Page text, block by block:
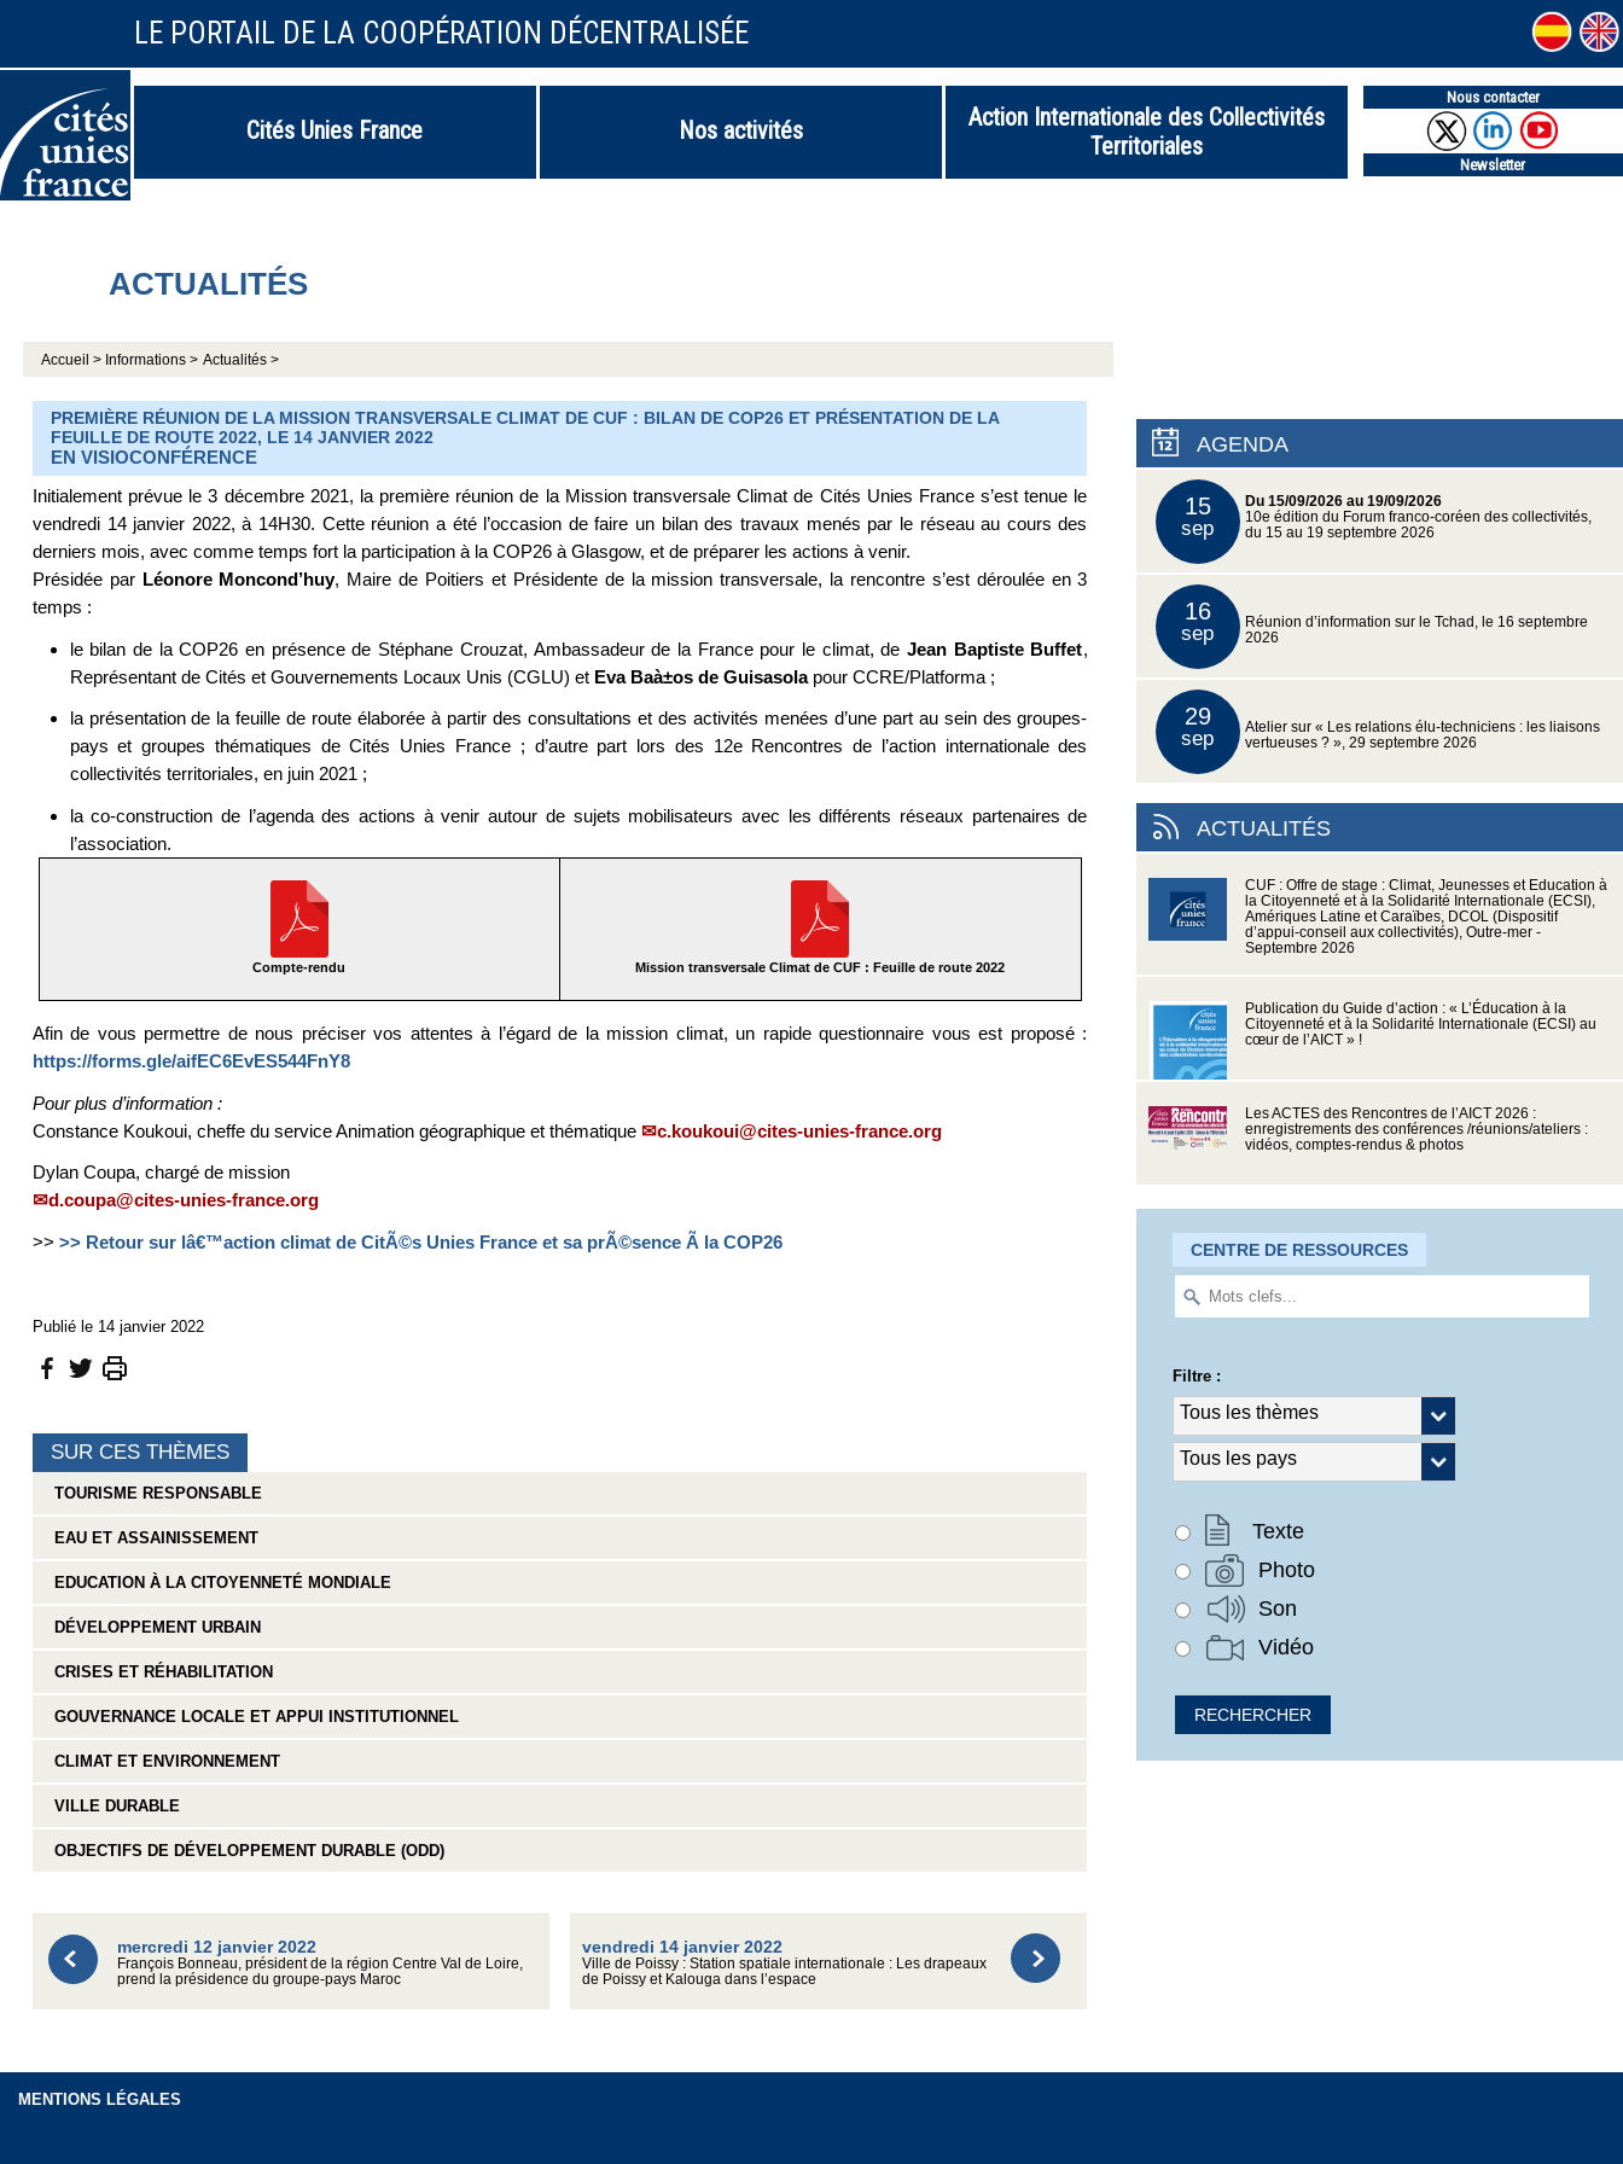
LE PORTAIL DE LA COOPÉRATION DÉCENTRALISÉE
Cités Unies France Nos activités
Action Internationale des Collectivités
Territoriales
Nous contacter
Newsletter
ACTUALITÉS
Accueil > Informations > Actualités >
PREMIÈRE RÉUNION DE LA MISSION TRANSVERSALE CLIMAT DE CUF : BILAN DE COP26 ET PRÉSENTATION DE LA
FEUILLE DE ROUTE 2022, LE 14 JANVIER 2022
EN VISIOCONFÉRENCE
Initialement prévue le 3 décembre 2021, la première réunion de la Mission transversale Climat de Cités Unies France s’est tenue le
vendredi 14 janvier 2022, à 14H30. Cette réunion a été l’occasion de faire un bilan des travaux menés par le réseau au cours des
derniers mois, avec comme temps fort la participation à la COP26 à Glasgow, et de préparer les actions à venir.
Présidée par Léonore Moncond’huy, Maire de Poitiers et Présidente de la mission transversale, la rencontre s’est déroulée en 3
temps :
le bilan de la COP26 en présence de Stéphane Crouzat, Ambassadeur de la France pour le climat, deJean Baptiste Buffet,
Représentant de Cités et Gouvernements Locaux Unis (CGLU) et Eva Baà±os de Guisasolapour CCRE/Platforma ;
la présentation de la feuille de route élaborée à partir des consultations et des activités menées d’une part au sein des groupes-
pays et groupes thématiques de Cités Unies France ; d’autre part lors des 12e Rencontres de l’action internationale des
collectivités territoriales, en juin 2021 ;
la co-construction de l’agenda des actions à venir autour de sujets mobilisateurs avec les différents réseaux partenaires de
l’association.
Compte-rendu Mission transversale Climat de CUF : Feuille de route 2022
Afin de vous permettre de nous préciser vos attentes à l’égard de la mission climat, un rapide questionnaire vous est proposé :
https://forms.gle/aifEC6EvES544FnY8
Pour plus d’information :
Constance Koukoui, cheffe du service Animation géographique et thématique
c.koukoui@cites-unies-france.org
Dylan Coupa, chargé de mission
d.coupa@cites-unies-france.org
>> >> Retour sur lâ€™action climat de CitÃ©s Unies France et sa prÃ©sence Ã la COP26
Publié le 14 janvier 2022
SUR CES THÈMES
TOURISME RESPONSABLE
EAU ET ASSAINISSEMENT
EDUCATION À LA CITOYENNETÉ MONDIALE
DÉVELOPPEMENT URBAIN
CRISES ET RÉHABILITATION
GOUVERNANCE LOCALE ET APPUI INSTITUTIONNEL
CLIMAT ET ENVIRONNEMENT
VILLE DURABLE
OBJECTIFS DE DÉVELOPPEMENT DURABLE (ODD)
mercredi 12 janvier 2022
François Bonneau, président de la région Centre Val de Loire,
prend la présidence du groupe-pays Maroc
vendredi 14 janvier 2022
Ville de Poissy : Station spatiale internationale : Les drapeaux
de Poissy et Kalouga dans l’espace
AGENDA
15
sep
Du 15/09/2026 au 19/09/2026
10e édition du Forum franco-coréen des collectivités,
du 15 au 19 septembre 2026
16
sep
Réunion d’information sur le Tchad, le 16 septembre
2026
29
sep
Atelier sur « Les relations élu-techniciens : les liaisons
vertueuses ? », 29 septembre 2026
ACTUALITÉS
CUF : Offre de stage : Climat, Jeunesses et Education à
la Citoyenneté et à la Solidarité Internationale (ECSI),
Amériques Latine et Caraïbes, DCOL (Dispositif
d’appui-conseil aux collectivités), Outre-mer -
Septembre 2026
Publication du Guide d’action : « L’Éducation à la
Citoyenneté et à la Solidarité Internationale (ECSI) au
cœur de l’AICT » !
Les ACTES des Rencontres de l’AICT 2026 :
enregistrements des conférences /réunions/ateliers :
vidéos, comptes-rendus & photos
CENTRE DE RESSOURCES
Filtre :
Texte
Photo
Son
Vidéo
MENTIONS LÉGALES